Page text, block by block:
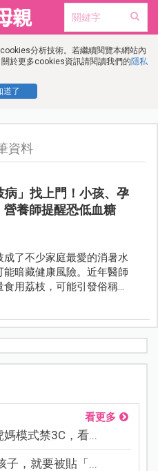
分析技術。若繼續閱覽本網站內
於更多cookies資訊請閱讀我們的隱私
道了
資料
病」找上門！小孩、孕
養師提醒恐低血糖
了不少家庭最愛的消暑水
暗藏健康風險。近年醫師
用荔枝，可能引發俗稱
質燥熱的人，如果一次吃
看更多
模式禁3C，看...
子，就要被貼「...